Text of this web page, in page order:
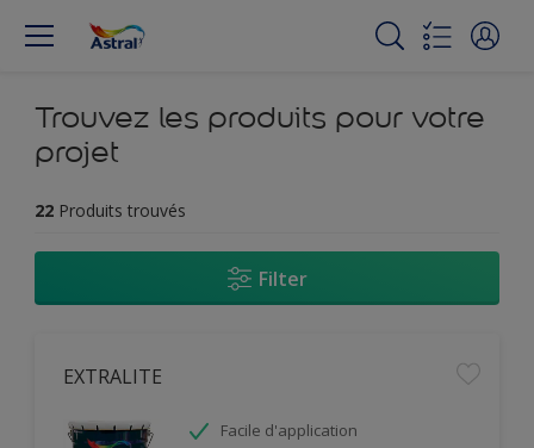
Trouvez les produits pour votre
projet
22 Produits trouvés
Filter
EXTRALITE
Facile d'application